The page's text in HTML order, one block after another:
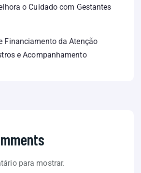
o Cuidado com Gestantes
Financiamento da Atenção
e Acompanhamento
para mostrar.